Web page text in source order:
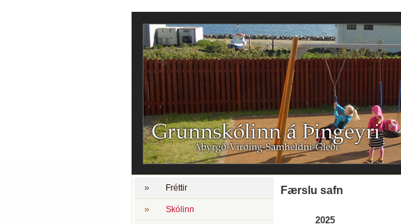
Fréttir
Skólinn
Færslu safn
2025